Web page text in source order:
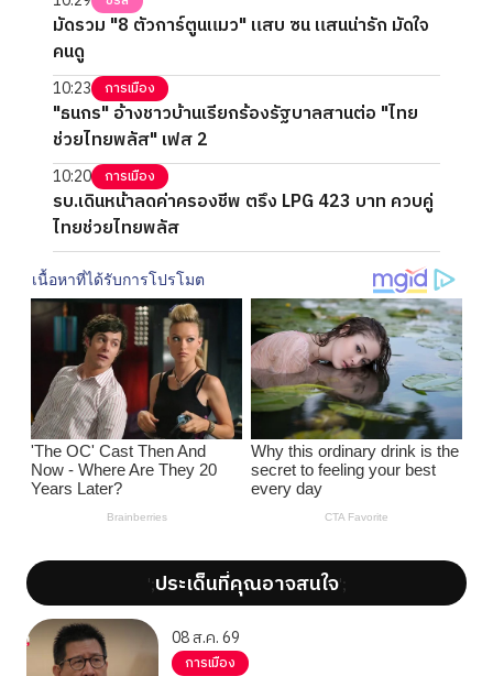
มัดรวม "8 ตัวการ์ตูนแมว" แสบ ซน แสนน่ารัก มัดใจ
คนดู
10:23 การเมือง
"ธนกร" อ้างชาวบ้านเรียกร้องรัฐบาลสานต่อ "ไทย
ช่วยไทยพลัส" เฟส 2
10:20 การเมือง
รบ.เดินหน้าลดค่าครองชีพ ตรึง LPG 423 บาท ควบคู่
ไทยช่วยไทยพลัส
';ประเด็นที่คุณอาจสนใจ';
08 ส.ค. 69
การเมือง